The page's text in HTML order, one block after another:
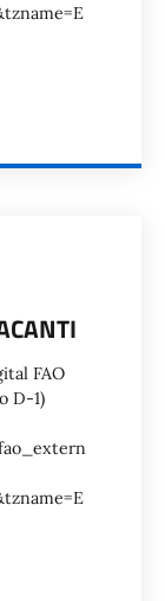
FAO
D-1)